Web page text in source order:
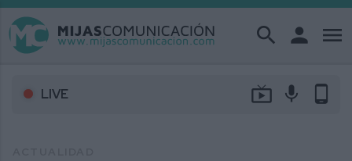
search person menu
LIVE live_tv mic phone_android